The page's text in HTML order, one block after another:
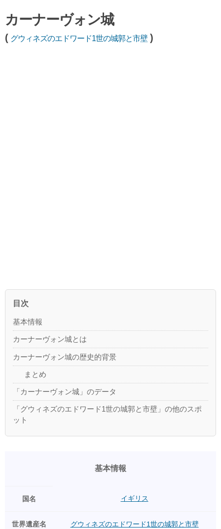
カーナーヴォン城
( グウィネズのエドワード1世の城郭と市壁)
目次
基本情報
カーナーヴォン城とは
カーナーヴォン城の歴史的背景
まとめ
「カーナーヴォン城」のデータ
「グウィネズのエドワード1世の城郭と市壁」の他のスポ
ット
基本情報
国名 イギリス
世界遺産名 グウィネズのエドワード1世の城郭と市壁